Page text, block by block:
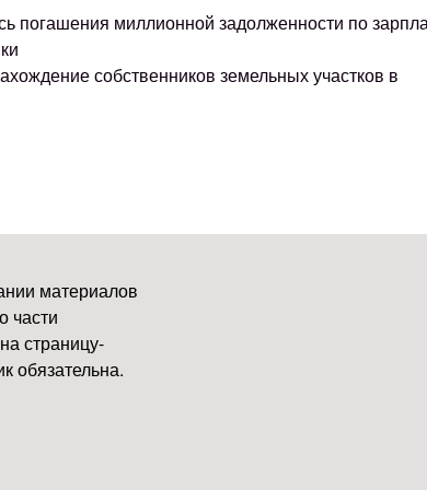
погашения миллионной задолженности по
собственников земельных участков в
материалов
части
страницу-
обязательна.